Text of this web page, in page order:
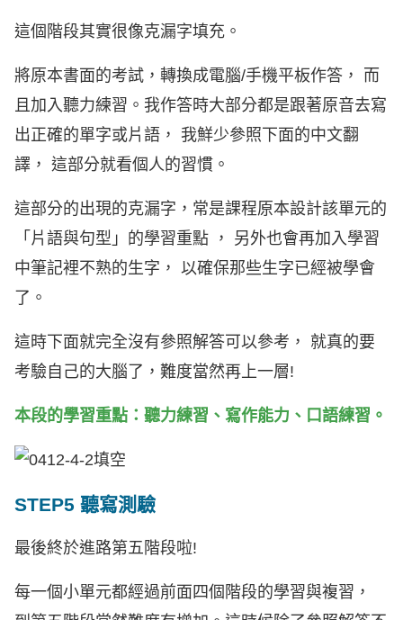
這個階段其實很像克漏字填充。
將原本書面的考試，轉換成電腦/手機平板作答， 而
且加入聽力練習。我作答時大部分都是跟著原音去寫
出正確的單字或片語， 我鮮少參照下面的中文翻
譯， 這部分就看個人的習慣。
這部分的出現的克漏字，常是課程原本設計該單元的
「片語與句型」的學習重點 ， 另外也會再加入學習
中筆記裡不熟的生字， 以確保那些生字已經被學會
了。
這時下面就完全沒有參照解答可以參考， 就真的要
考驗自己的大腦了，難度當然再上一層!
本段的學習重點：聽力練習、寫作能力、口語練習。
STEP5 聽寫測驗
最後終於進路第五階段啦!
每一個小單元都經過前面四個階段的學習與複習，